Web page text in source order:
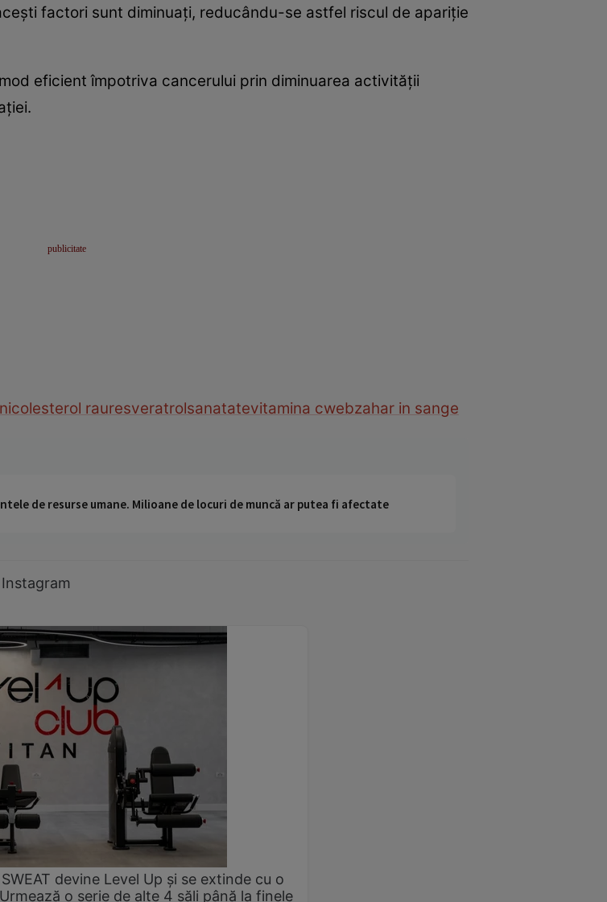
factori sunt diminuaţi, reducându-se astfel riscul de apariţie
eficient împotriva cancerului prin diminuarea activităţii
colesterol rauresveratrolsanatatevitamina cwebzahar in sange
de resurse umane. Milioane de locuri de muncă ar putea fi afectate
Instagram
devine Level Up și se extinde cu o
o serie de alte 4 săli până la finele